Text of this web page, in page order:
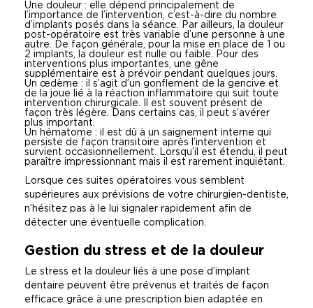
Une douleur : elle dépend principalement de
l’importance de l’intervention, c’est-à-dire du nombre
d’implants posés dans la séance. Par ailleurs, la douleur
post-opératoire est très variable d’une personne à une
autre. De façon générale, pour la mise en place de 1 ou
2 implants, la douleur est nulle ou faible. Pour des
interventions plus importantes, une gêne
supplémentaire est à prévoir pendant quelques jours.
Un œdème : il s’agit d’un gonflement de la gencive et
de la joue lié à la réaction inflammatoire qui suit toute
intervention chirurgicale. Il est souvent présent de
façon très légère. Dans certains cas, il peut s’avérer
plus important.
Un hématome : il est dû à un saignement interne qui
persiste de façon transitoire après l’intervention et
survient occasionnellement. Lorsqu’il est étendu, il peut
paraître impressionnant mais il est rarement inquiétant.
Lorsque ces suites opératoires vous semblent
supérieures aux prévisions de votre chirurgien-dentiste,
n’hésitez pas à le lui signaler rapidement afin de
détecter une éventuelle complication.
Gestion du stress et de la douleur
Le stress et la douleur liés à une pose d’implant
dentaire peuvent être prévenus et traités de façon
efficace grâce à une prescription bien adaptée en